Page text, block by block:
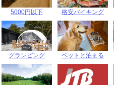
5000円以下 格安バイキング
グランピング ペットと泊まる